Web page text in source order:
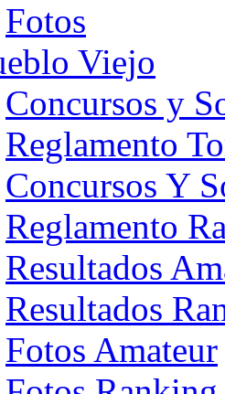
Fotos
Viejo
Concursos y
Reglamento
Concursos Y
Reglamento
Resultados
Resultados
Fotos Amateur